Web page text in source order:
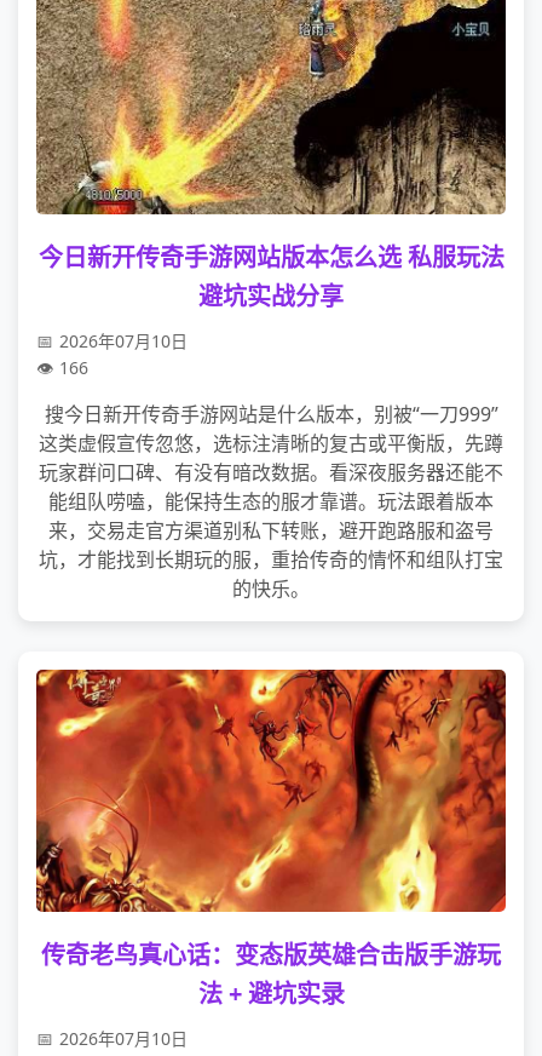
今日新开传奇手游网站版本怎么选 私服玩法
避坑实战分享
2026年07月10日
166
搜今日新开传奇手游网站是什么版本，别被“一刀999”
这类虚假宣传忽悠，选标注清晰的复古或平衡版，先蹲
玩家群问口碑、有没有暗改数据。看深夜服务器还能不
能组队唠嗑，能保持生态的服才靠谱。玩法跟着版本
来，交易走官方渠道别私下转账，避开跑路服和盗号
坑，才能找到长期玩的服，重拾传奇的情怀和组队打宝
的快乐。
传奇老鸟真心话：变态版英雄合击版手游玩
法 + 避坑实录
2026年07月10日